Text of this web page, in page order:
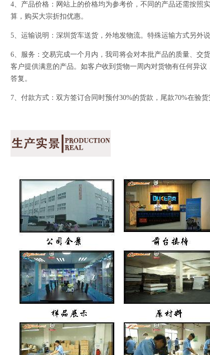
4、产品价格：网站上的价格均为参考价，不同的产品还需按照
算，购买大宗折扣优惠。
5、运输说明：深圳货车送货，外地发物流。特殊运输方式另外说
6、服务：交易完成一个月内，我司将会对本批产品的质量、交
客户提供满意的产品。如客户收到货物一周内对货物有任何异
答复。
7、付款方式：双方签订合同时预付30%的货款，尾款70%在验货